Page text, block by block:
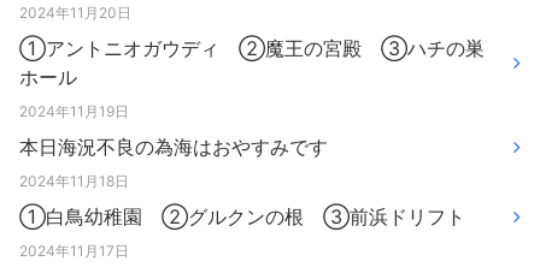
2024年11月20日
①アントニオガウディ ②魔王の宮殿 ③ハチの巣
ホール
2024年11月19日
本日海況不良の為海はおやすみです
2024年11月18日
①白鳥幼稚園 ②グルクンの根 ③前浜ドリフト
2024年11月17日